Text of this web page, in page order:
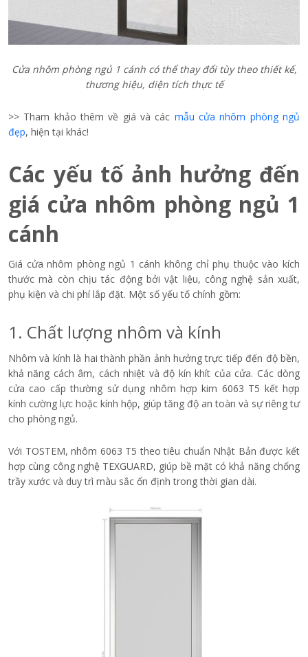
Cửa nhôm phòng ngủ 1 cánh có thể thay đổi tùy theo thiết kế,
thương hiệu, diện tích thực tế
>> Tham khảo thêm về giá và các mẫu cửa nhôm phòng ngủ
đẹp, hiện tại khác!
Các yếu tố ảnh hưởng đến
giá cửa nhôm phòng ngủ 1
cánh
Giá cửa nhôm phòng ngủ 1 cánh không chỉ phụ thuộc vào kích
thước mà còn chịu tác động bởi vật liệu, công nghệ sản xuất,
phụ kiện và chi phí lắp đặt. Một số yếu tố chính gồm:
1. Chất lượng nhôm và kính
Nhôm và kính là hai thành phần ảnh hưởng trực tiếp đến độ bền,
khả năng cách âm, cách nhiệt và độ kín khít của cửa. Các dòng
cửa cao cấp thường sử dụng nhôm hợp kim 6063 T5 kết hợp
kính cường lực hoặc kính hộp, giúp tăng độ an toàn và sự riêng tư
cho phòng ngủ.
Với TOSTEM, nhôm 6063 T5 theo tiêu chuẩn Nhật Bản được kết
hợp cùng công nghệ TEXGUARD, giúp bề mặt có khả năng chống
trầy xước và duy trì màu sắc ổn định trong thời gian dài.